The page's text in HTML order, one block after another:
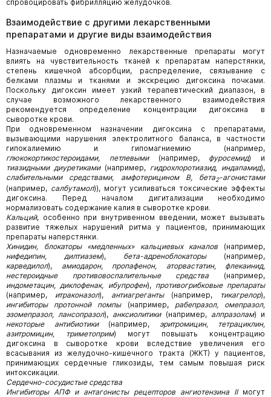
спровоцировать фибрилляцию желудочков.
Взаимодействие с другими лекарственными
препаратами и другие виды взаимодействия
Назначаемые одновременно лекарственные препараты могут
влиять на чувствительность тканей к препаратам наперстянки,
степень кишечной абсорбции, распределение, связывание с
белками плазмы и тканями и экскрецию дигоксина почками.
Поскольку дигоксин имеет узкий терапевтический диапазон, в
случае возможного лекарственного взаимодействия
рекомендуется определение концентрации дигоксина в
сыворотке крови.
При одновременном назначении дигоксина с препаратами,
вызывающими нарушения электролитного баланса, в частности
гипокалиемию и гипомагниемию (например,
глюкокортикостероидами, петлевыми(например, фуросемид) и
тиазидными диуретиками(например, гидрохлоротиазид, индапамид),
слабительными средствами, амфотерицином В, бета2-агонистами
(например, салбутамол)), могут усиливаться токсические эффекты
дигоксина. Перед началом дигитализации необходимо
нормализовать содержание калия в сыворотке крови.
Кальций, особенно при внутривенном введении, может вызывать
развитие тяжелых нарушений ритма у пациентов, принимающих
препараты наперстянки.
Хинидин, блокаторы «медленных» кальциевых каналов
(например,
нифедипин, дилтиазем), бета-адреноблокаторы(например,
карведилол), амиодарон, пропафенон, аторвастатин, флекаинид,
нестероидные противовоспалительные средства (например,
индометацин, диклофенак, ибупрофен), противогрибковые препараты
(например, итраконазол), антиагреганты (например, тикагрелор),
ингибиторы протонной помпы(например, рабепразол, омепразол,
эзомепразол, лансопразол), анксиолитики (например, алпразолам) и
некоторые антибиотики(например, эритромицин, тетрациклин,
азитромицин, триметоприм) могут повышать концентрацию
дигоксина в сыворотке крови вследствие увеличения его
всасывания из желудочно-кишечного тракта (ЖКТ) у пациентов,
принимающих сердечные гликозиды, тем самым повышая риск
интоксикации.
Сердечно-сосудистые средства
Ингибиторы АПФ и антагонисты рецепторов ангиотензина IIмогут